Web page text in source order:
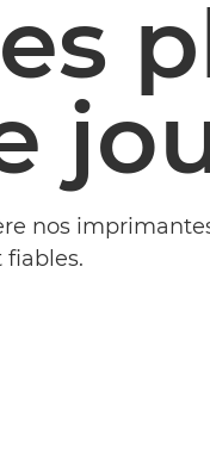
nos
fiables.